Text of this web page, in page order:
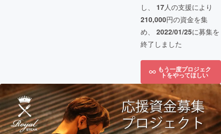
し、 17人の支援により
210,000円の資金を集
め、 2022/01/25に募集を
終了しました
もう一度プロジェク
トをやってほしい